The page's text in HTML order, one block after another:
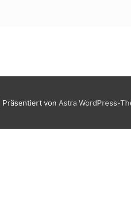
| Präsentiert von Astra WordPress-